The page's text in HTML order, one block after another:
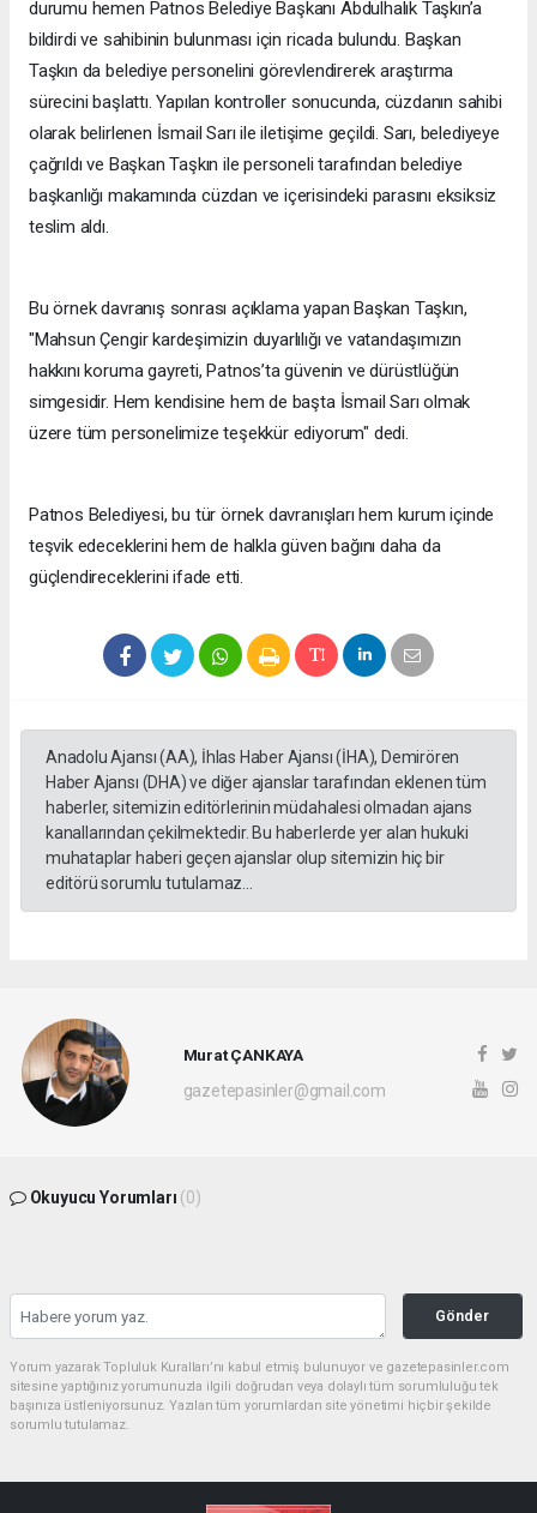
durumu hemen Patnos Belediye Başkanı Abdulhalık Taşkın’a
bildirdi ve sahibinin bulunması için ricada bulundu. Başkan
Taşkın da belediye personelini görevlendirerek araştırma
sürecini başlattı. Yapılan kontroller sonucunda, cüzdanın sahibi
olarak belirlenen İsmail Sarı ile iletişime geçildi. Sarı, belediyeye
çağrıldı ve Başkan Taşkın ile personeli tarafından belediye
başkanlığı makamında cüzdan ve içerisindeki parasını eksiksiz
teslim aldı.
Bu örnek davranış sonrası açıklama yapan Başkan Taşkın,
"Mahsun Çengir kardeşimizin duyarlılığı ve vatandaşımızın
hakkını koruma gayreti, Patnos’ta güvenin ve dürüstlüğün
simgesidir. Hem kendisine hem de başta İsmail Sarı olmak
üzere tüm personelimize teşekkür ediyorum" dedi.
Patnos Belediyesi, bu tür örnek davranışları hem kurum içinde
teşvik edeceklerini hem de halkla güven bağını daha da
güçlendireceklerini ifade etti.
Anadolu Ajansı (AA), İhlas Haber Ajansı (İHA), Demirören
Haber Ajansı (DHA) ve diğer ajanslar tarafından eklenen tüm
haberler, sitemizin editörlerinin müdahalesi olmadan ajans
kanallarından çekilmektedir. Bu haberlerde yer alan hukuki
muhataplar haberi geçen ajanslar olup sitemizin hiç bir
editörü sorumlu tutulamaz...
Murat ÇANKAYA
gazetepasinler@gmail.com
Okuyucu Yorumları (0)
Gönder
Yorum yazarak Topluluk Kuralları’nı kabul etmiş bulunuyor ve gazetepasinler.com
sitesine yaptığınız yorumunuzla ilgili doğrudan veya dolaylı tüm sorumluluğu tek
başınıza üstleniyorsunuz. Yazılan tüm yorumlardan site yönetimi hiçbir şekilde
sorumlu tutulamaz.